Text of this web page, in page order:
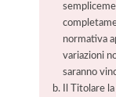
normativa
variazioni
saranno
Il Titolare